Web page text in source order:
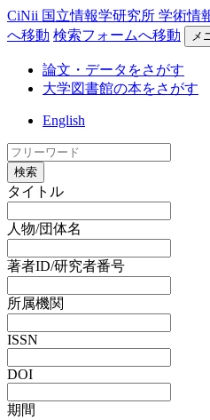
CiNii 国立情報学研究所 学術情
へ移動 検索フォームへ移動 メ
論文・データをさがす
大学図書館の本をさがす
English
検索
タイトル
人物/団体名
著者ID/研究者番号
所属機関
ISSN
DOI
期間